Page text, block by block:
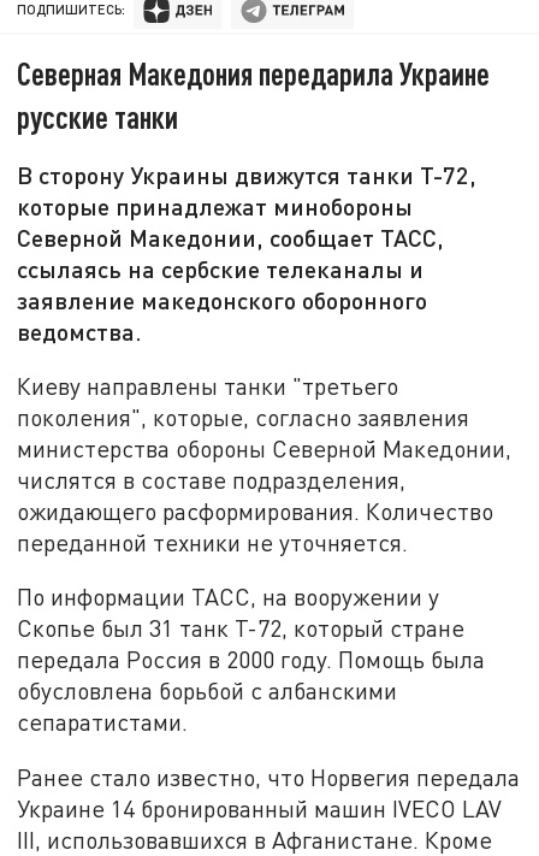
ПОДПИШИТЕСЬ:
Северная Македония передарила Украине
русские танки
В сторону Украины движутся танки Т-72,
которые принадлежат минобороны
Северной Македонии, сообщает ТАСС,
ссылаясь на сербские телеканалы и
заявление македонского оборонного
ведомства.
Киеву направлены танки "третьего
поколения", которые, согласно заявления
министерства обороны Северной Македонии,
числятся в составе подразделения,
ожидающего расформирования. Количество
переданной техники не уточняется.
По информации ТАСС, на вооружении у
Скопье был 31 танк Т-72, который стране
передала Россия в 2000 году. Помощь была
обусловлена борьбой с албанскими
сепаратистами.
Ранее стало известно, что Норвегия передала
Украине 14 бронированный машин IVECO LAV
III, использовавшихся в Афганистане. Кроме